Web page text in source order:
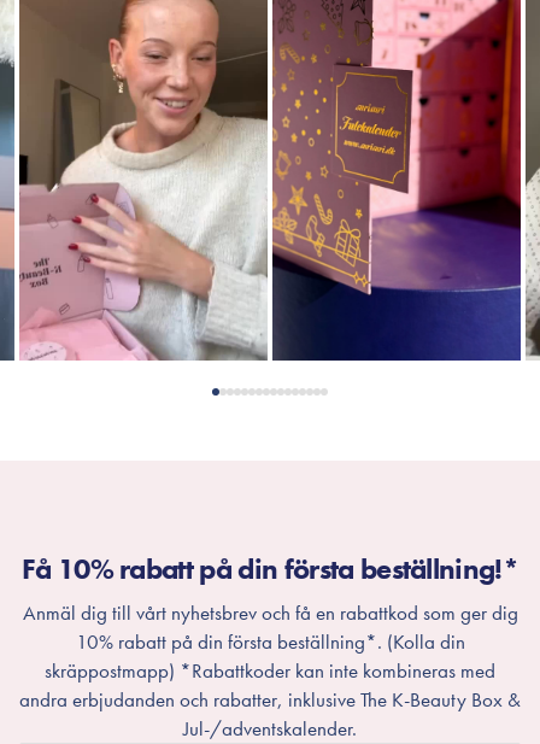
1 st. skönhetsenhet.
Få 10% rabatt på din första beställning!*
Anmäl dig till vårt nyhetsbrev och få en rabattkod som ger dig
10% rabatt på din första beställning*. (Kolla din
skräppostmapp) *Rabattkoder kan inte kombineras med
andra erbjudanden och rabatter, inklusive The K-Beauty Box &
Jul-/adventskalender.